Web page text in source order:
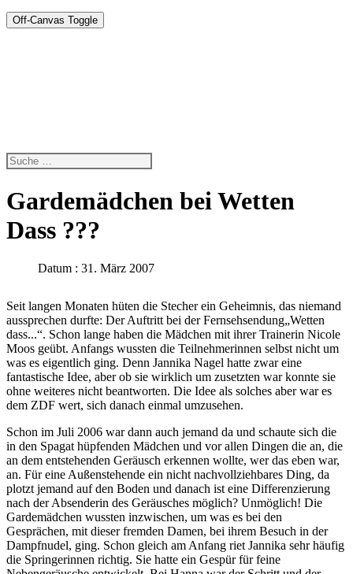
Off-Canvas Toggle
Gardemädchen bei Wetten
Dass ???
Datum : 31. März 2007
Seit langen Monaten hüten die Stecher ein Geheimnis, das niemand
aussprechen durfte: Der Auftritt bei der Fernsehsendung„Wetten
dass...“. Schon lange haben die Mädchen mit ihrer Trainerin Nicole
Moos geübt. Anfangs wussten die Teilnehmerinnen selbst nicht um
was es eigentlich ging. Denn Jannika Nagel hatte zwar eine
fantastische Idee, aber ob sie wirklich um zusetzten war konnte sie
ohne weiteres nicht beantworten. Die Idee als solches aber war es
dem ZDF wert, sich danach einmal umzusehen.
Schon im Juli 2006 war dann auch jemand da und schaute sich die
in den Spagat hüpfenden Mädchen und vor allen Dingen die an, die
an dem entstehenden Geräusch erkennen wollte, wer das eben war,
an. Für eine Außenstehende ein nicht nachvollziehbares Ding, da
plotzt jemand auf den Boden und danach ist eine Differenzierung
nach der Absenderin des Geräusches möglich? Unmöglich! Die
Gardemädchen wussten inzwischen, um was es bei den
Gesprächen, mit dieser fremden Damen, bei ihrem Besuch in der
Dampfnudel, ging. Schon gleich am Anfang riet Jannika sehr häufig
die Springerinnen richtig. Sie hatte ein Gespür für feine